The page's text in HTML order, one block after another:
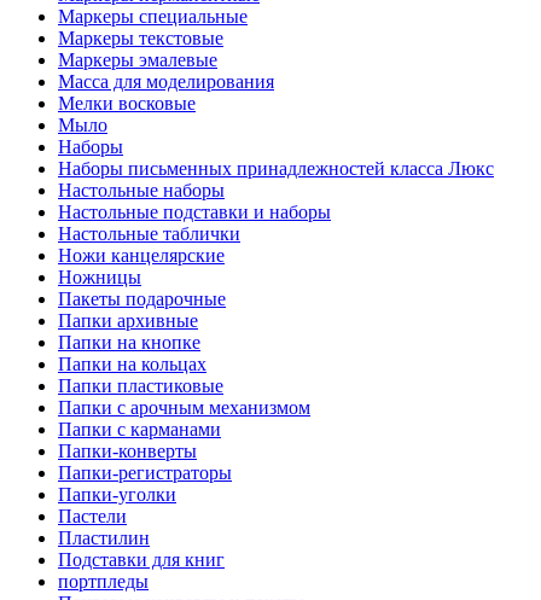
Маркеры специальные
Маркеры текстовые
Маркеры эмалевые
Масса для моделирования
Мелки восковые
Мыло
Наборы
Наборы письменных принадлежностей класса Люкс
Настольные наборы
Настольные подставки и наборы
Настольные таблички
Ножи канцелярские
Ножницы
Пакеты подарочные
Папки архивные
Папки на кнопке
Папки на кольцах
Папки пластиковые
Папки с арочным механизмом
Папки с карманами
Папки-конверты
Папки-регистраторы
Папки-уголки
Пастели
Пластилин
Подставки для книг
портпледы